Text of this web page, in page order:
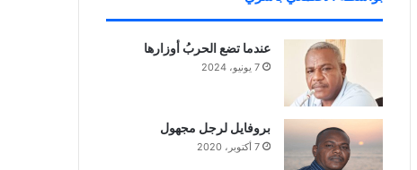
عندما تضع الحربُ أوزارها
7 يونيو، 2024
بروفايل لرجل مجهول
7 أكتوبر، 2020